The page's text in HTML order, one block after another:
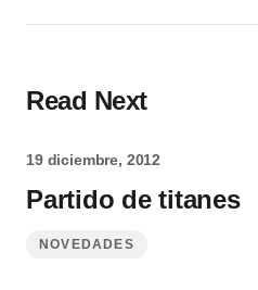
Read Next
19 diciembre, 2012
Partido de titanes
NOVEDADES